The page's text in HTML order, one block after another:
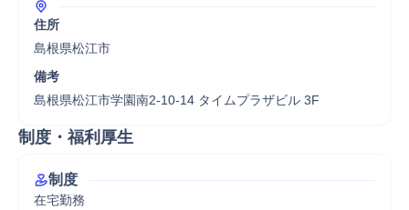
住所
島根県松江市
備考
島根県松江市学園南2-10-14 タイムプラザビル 3F
制度・福利厚生
制度
在宅勤務